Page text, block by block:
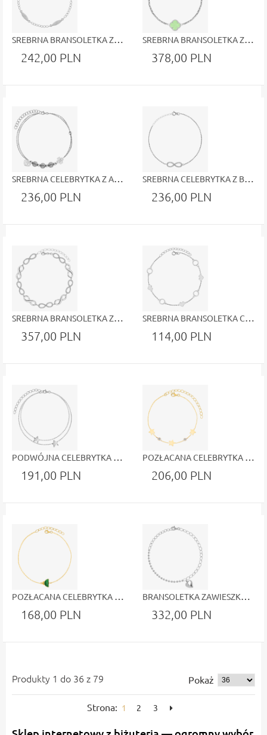
SREBRNA BRANSOLETKA Z ORYGINALNYMI ZAWIESZKAMI I BŁYSZCZĄCYMI CYRKONIAMI
242,00 PLN
SREBRNA BRANSOLETKA Z KONICZYNKĄ I OSADZONYM W NIEJ ZIELONYM KAMIENIEM
378,00 PLN
SREBRNA CELEBRYTKA Z AŻUROWYMI KULECZKAMI, SERDUSZKIEM I KONICZYNKĄ BŁYSZCZĄCE KULECZKI
236,00 PLN
SREBRNA CELEBRYTKA Z BŁYSZCZĄCYM ZNAKIEM NIESKOŃCZONOŚCI CYRKONIE
236,00 PLN
SREBRNA BRANSOLETKA ZE ZNAKÓW NIESKOŃCZONOŚCI BIAŁE CYRKONIE
357,00 PLN
SREBRNA BRANSOLETKA CELEBRYTKA Z KÓŁECZKAMI SERDUSZKAMI
114,00 PLN
PODWÓJNA CELEBRYTKA Z GWIAZDKAMI BRANSOLETKA
191,00 PLN
POZŁACANA CELEBRYTKA Z GWIAZDKAMI - OKRĄGŁE ZAWIESZKI BIAŁE CYRKONIE
206,00 PLN
POZŁACANA CELEBRYTKA - ZAWIESZKA Z UMIESZCZONYM MALACHITEM
168,00 PLN
BRANSOLETKA ZAWIESZKA SERDUSZKO - BŁYSZCZĄCE BIAŁE CYRKONIE
332,00 PLN
Produkty 1 do 36 z 79 Pokaż
Strona: 1 2 3